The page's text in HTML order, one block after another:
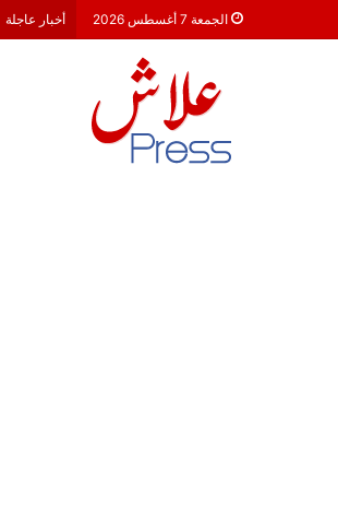
الجمعة 7 أغسطس 2026 أخبار عاجلة